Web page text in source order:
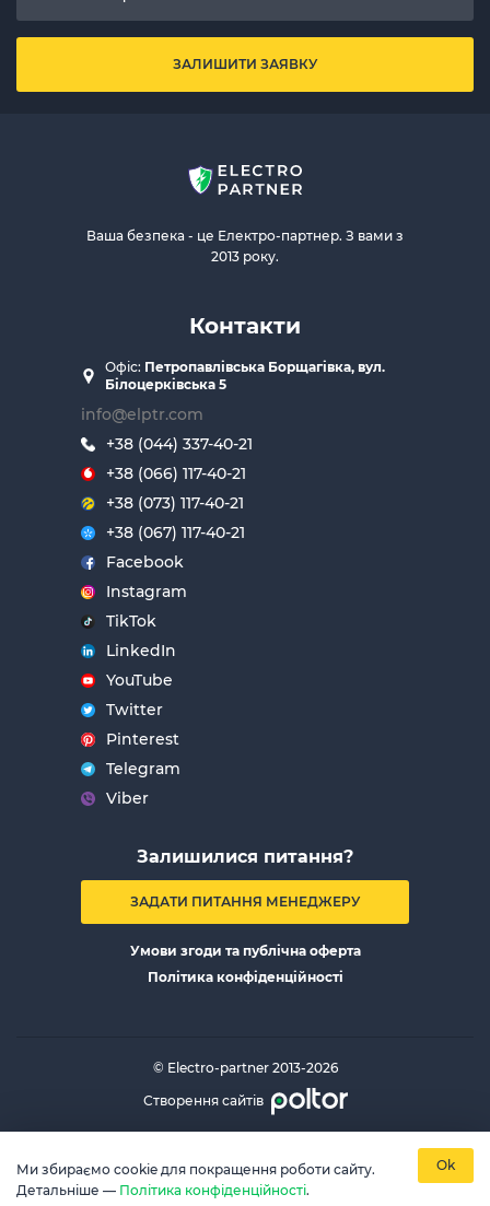
ЗАЛИШИТИ ЗАЯВКУ
Ваша безпека - це Електро-партнер. З вами з
2013 року.
Контакти
Офіс: Петропавлівська Борщагівка, вул.
Білоцерківська 5
info@elptr.com
+38 (044) 337-40-21
+38 (066) 117-40-21
+38 (073) 117-40-21
+38 (067) 117-40-21
Facebook
Instagram
TikTok
LinkedIn
YouTube
Twitter
Pinterest
Telegram
Viber
Залишилися питання?
ЗАДАТИ ПИТАННЯ МЕНЕДЖЕРУ
Умови згоди та публічна оферта
Політика конфіденційності
© Electro-partner 2013-2026
Створення сайтів
Ми збираємо cookie для покращення роботи сайту.
Детальніше — Політика конфіденційності.
Ok